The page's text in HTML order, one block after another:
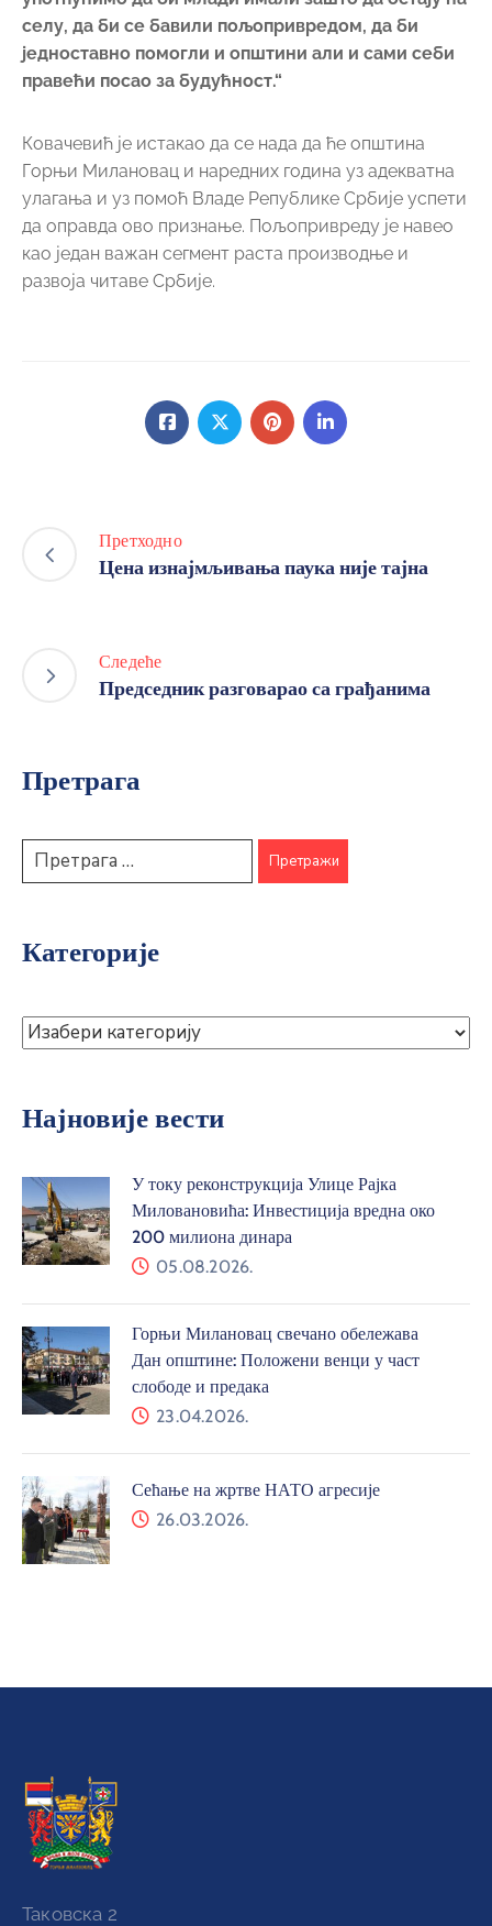
селу, да би се бавили пољопривредом, да би
једноставно помогли и општини али и сами себи
правећи посао за будућност.“
Ковачевић је истакао да се нада да ће општина
Горњи Милановац и наредних година уз адекватна
улагања и уз помоћ Владе Републике Србије успети
да оправда ово признање. Пољопривреду је навео
као један важан сегмент раста производње и
развоја читаве Србије.
Претходно
Цена изнајмљивања паука није тајна
Следеће
Председник разговарао са грађанима
Претрага
Категорије
Најновије вести
У току реконструкција Улице Рајка
Миловановића: Инвестиција вредна око
200 милиона динара
05.08.2026.
Горњи Милановац свечано обележава
Дан општине: Положени венци у част
слободе и предака
23.04.2026.
Сећање на жртве НАТО агресије
26.03.2026.
Таковска 2